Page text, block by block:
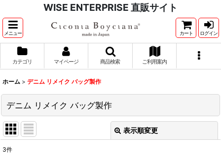
WISE ENTERPRISE 直販サイト
メニュー カート ログイン
カテゴリ マイページ 商品検索 ご利用案内
ホーム > デニム リメイク バッグ製作
デニム リメイク バッグ製作
表示順変更
3件